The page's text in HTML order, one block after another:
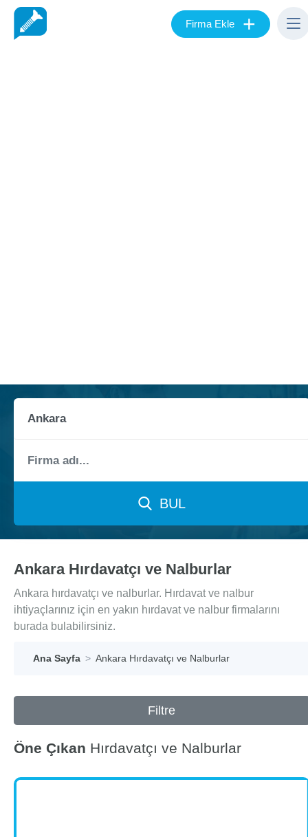
Firma Ekle +
BUL
Ankara Hırdavatçı ve Nalburlar
Ankara hırdavatçı ve nalburlar. Hırdavat ve nalbur
ihtiyaçlarınız için en yakın hırdavat ve nalbur firmalarını
burada bulabilirsiniz.
Ana Sayfa Ankara Hırdavatçı ve Nalburlar
Filtre
Öne Çıkan Hırdavatçı ve Nalburlar